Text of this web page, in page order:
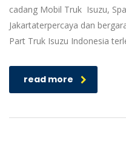
cadang Mobil Truk Isuzu,
Jakartaterpercaya dan
Part Truk Isuzu Indonesia
read more